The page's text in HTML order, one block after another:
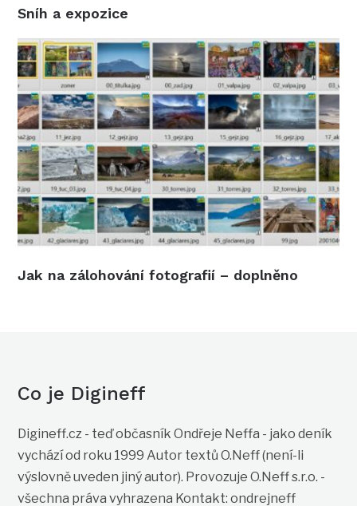
Sníh a expozice
Jak na zálohování fotografií – doplněno
Co je Digineff
Digineff.cz - teď občasník Ondřeje Neffa - jako deník
vychází od roku 1999 Autor textů O.Neff (není-li
výslovně uveden jiný autor). Provozuje O.Neff s.r.o. -
všechna práva vyhrazena Kontakt: ondrejneff